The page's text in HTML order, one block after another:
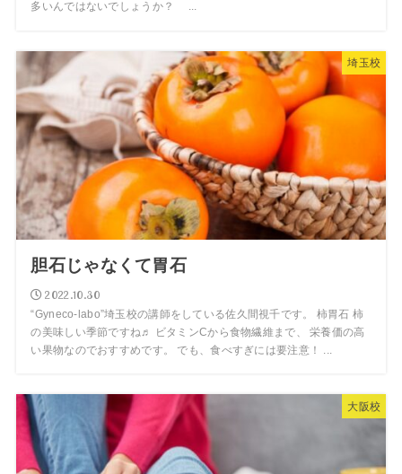
多いんではないでしょうか？ ...
埼玉校
胆石じゃなくて胃石
2022.10.30
“Gyneco-labo”埼玉校の講師をしている佐久間視千です。 柿胃石 柿
の美味しい季節ですね♬ ビタミンCから食物繊維まで、 栄養価の高
い果物なのでおすすめです。 でも、食べすぎには要注意！ ...
大阪校